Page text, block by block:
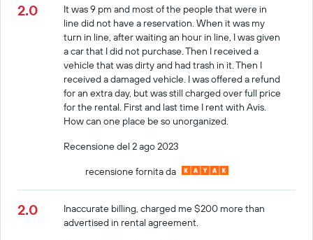
2.0
It was 9 pm and most of the people that were in
line did not have a reservation. When it was my
turn in line, after waiting an hour in line, I was given
a car that I did not purchase. Then I received a
vehicle that was dirty and had trash in it. Then I
received a damaged vehicle. I was offered a refund
for an extra day, but was still charged over full price
for the rental. First and last time I rent with Avis.
How can one place be so unorganized.
Recensione del 2 ago 2023
recensione fornita da
2.0
Inaccurate billing, charged me $200 more than
advertised in rental agreement.